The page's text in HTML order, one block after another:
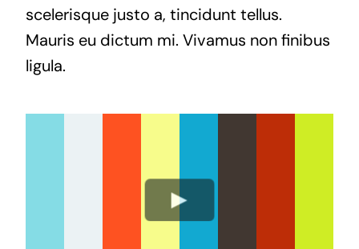
scelerisque justo a, tincidunt tellus.
Mauris eu dictum mi. Vivamus non finibus
ligula.